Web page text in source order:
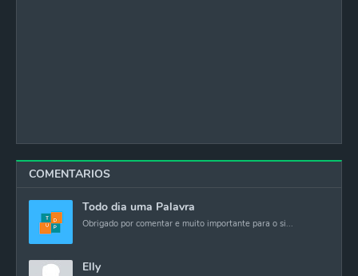
COMENTARIOS
Todo dia uma Palavra
Obrigado por comentar e muito importante para o si...
Elly